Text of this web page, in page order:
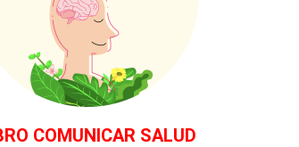
COMUNICAR SALUD